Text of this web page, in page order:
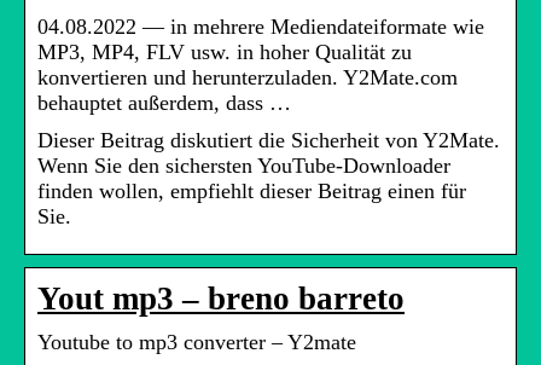
04.08.2022 — in mehrere Mediendateiformate wie
MP3, MP4, FLV usw. in hoher Qualität zu
konvertieren und herunterzuladen. Y2Mate.com
behauptet außerdem, dass …
Dieser Beitrag diskutiert die Sicherheit von Y2Mate.
Wenn Sie den sichersten YouTube-Downloader
finden wollen, empfiehlt dieser Beitrag einen für
Sie.
Yout mp3 – breno barreto
Youtube to mp3 converter – Y2mate